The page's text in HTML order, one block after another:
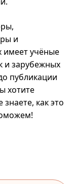
и
имеет учёные
и зарубежных
публикации
хотите
как это